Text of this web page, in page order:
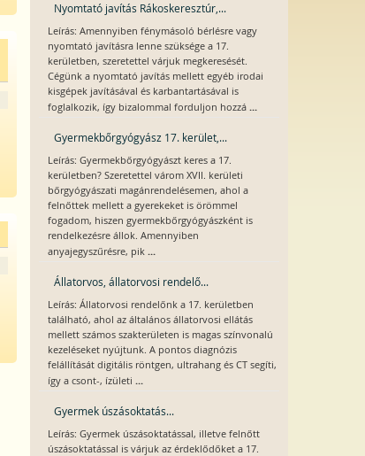
Nyomtató javítás Rákoskeresztúr,...
Leírás: Amennyiben fénymásoló bérlésre vagy
nyomtató javításra lenne szüksége a 17.
kerületben, szeretettel várjuk megkeresését.
Cégünk a nyomtató javítás mellett egyéb irodai
kisgépek javításával és karbantartásával is
foglalkozik, így bizalommal forduljon hozzá ...
Gyermekbőrgyógyász 17. kerület,...
Leírás: Gyermekbőrgyógyászt keres a 17.
kerületben? Szeretettel várom XVII. kerületi
bőrgyógyászati magánrendelésemen, ahol a
felnőttek mellett a gyerekeket is örömmel
fogadom, hiszen gyermekbőrgyógyászként is
rendelkezésre állok. Amennyiben
anyajegyszűrésre, pik ...
Állatorvos, állatorvosi rendelő...
Leírás: Állatorvosi rendelőnk a 17. kerületben
található, ahol az általános állatorvosi ellátás
mellett számos szakterületen is magas színvonalú
kezeléseket nyújtunk. A pontos diagnózis
felállítását digitális röntgen, ultrahang és CT segíti,
így a csont-, ízületi ...
Gyermek úszásoktatás...
Leírás: Gyermek úszásoktatással, illetve felnőtt
úszásoktatással is várjuk az érdeklődőket a 17.